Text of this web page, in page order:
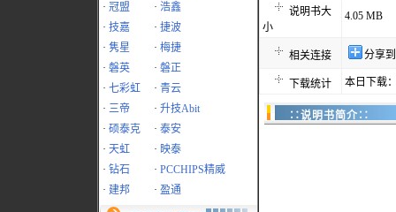
· 冠盟 · 浩鑫
· 技嘉 · 捷波
· 隽星 · 梅捷
· 磐英 · 磐正
· 七彩虹 · 青云
· 三帝 · 升技Abit
· 硕泰克 · 泰安
· 天虹 · 映泰
· 钻石 · PCCHIPS精威
· 建邦 · 盈通
说明书大
小
4.05 MB
相关连接 分享
下载统计 本日下载
∷说明书简介∷